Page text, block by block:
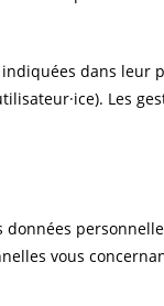
dans leur
Les
données
vous